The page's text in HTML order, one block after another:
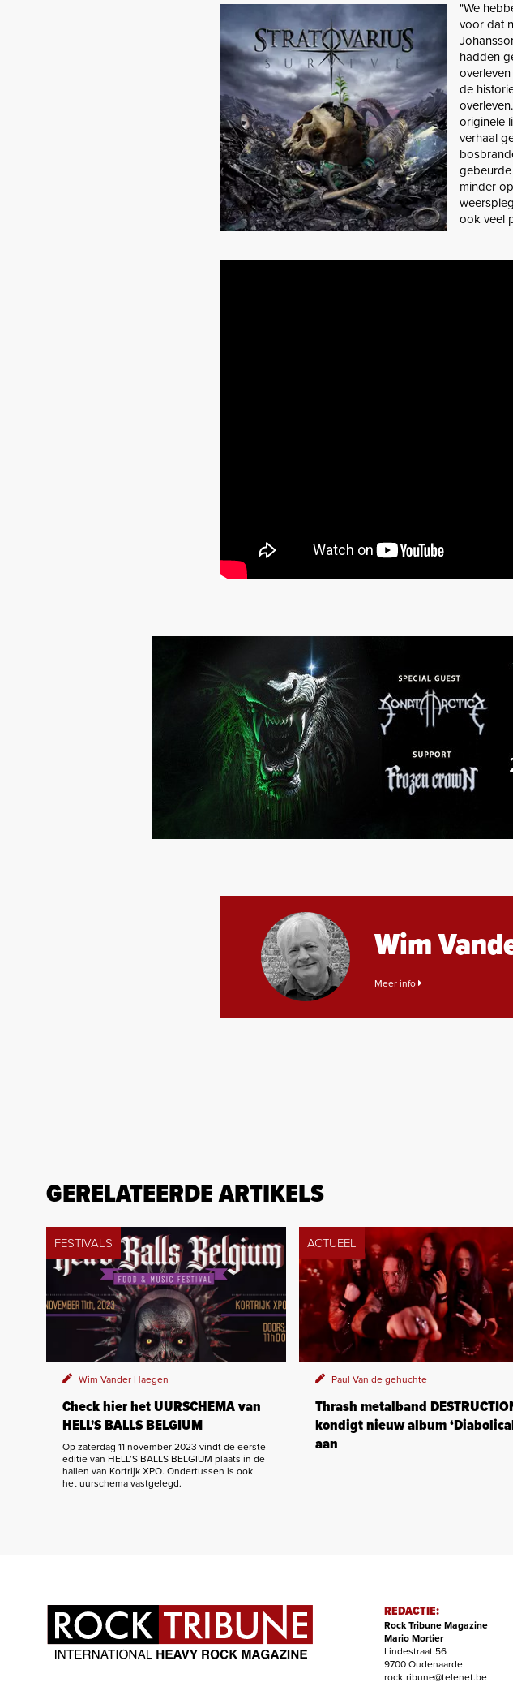
"We
voor dat
hadden
de
originele
verhaal
gebeurde
minder
ook veel
Wim
Meer info
GERELATEERDE ARTIKELS
FESTIVALS
Wim Vander Haegen
Check hier het UURSCHEMA van
HELL'S BALLS BELGIUM
Op zaterdag 11 november 2023 vindt de eerste
editie van HELL’S BALLS BELGIUM plaats in de
hallen van Kortrijk XPO. Ondertussen is ook
het uurschema vastgelegd.
ACTUEEL
Paul Van de gehuchte
Thrash metalband
kondigt nieuw album
aan
REDACTIE:
Rock Tribune Magazine
Mario Mortier
Lindestraat 56
9700 Oudenaarde
rocktribune@telenet.be